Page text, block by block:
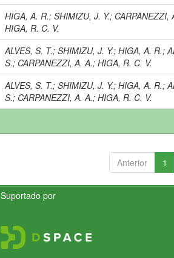
HIGA, A. R.;SHIMIZU, J. Y.; CARPANEZZI,
HIGA, R. C. V.
ALVES, S. T.;SHIMIZU, J. Y.;HIGA, A. R.;
S.; CARPANEZZI, A. A.;HIGA, R. C. V.
ALVES, S. T.;SHIMIZU, J. Y.;HIGA, A. R.;
S.; CARPANEZZI, A. A.;HIGA, R. C. V.
Anterior 1
Suportado por